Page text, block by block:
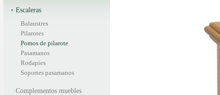
Escaleras
Balaustres
Pilarotes
Pomos de pilarote
Pasamanos
Rodapies
Soportes pasamanos
Complementos muebles